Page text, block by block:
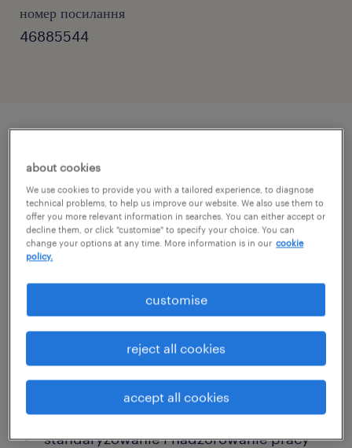
номер посилання
46885544
W związku z rozwojem struktur naszego
klienta poszukujemy wielu osób na role Team
Lidera_Liderki magazynu.
planowanie obecności oraz przydzielanie
zadań zespołowi zgodnie z potrzebami
biznesowymi, zapewniając ciągłość
operacyjną i realizację celów
standaryzowanie i nadzorowanie pracy
about cookies
We use cookies to provide you with a tailored experience, to diagnose
technical problems, to help us improve our website. We also use them to
offer you more relevant information in searches. You can either accept or
decline them, or click "customise" to specify your choice. You can
change your options at any time. More information is in our cookie
policy.
accept all cookies
reject all cookies
customise